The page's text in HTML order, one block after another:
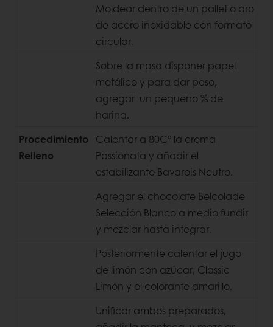
Moldear dentro de un pallet o aro
de acero inoxidable con formato
circular.
Sobre la masa disponer papel
metálico y para dar peso,
agregar un pequeño % de
harina.
Procedimiento
Relleno
Calentar a 80C° la crema
Passionata y añadir el
estabilizante Bavarois Neutro.
Agregar el chocolate Belcolade
Selección Blanco a medio fundir
y mezclar hasta integrar.
Posteriormente calentar el jugo
de limón con azúcar, Classic
Limón y el colorante amarillo.
Unificar ambos preparados,